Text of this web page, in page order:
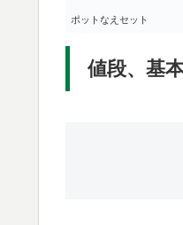
ポットなえセット
値段、基